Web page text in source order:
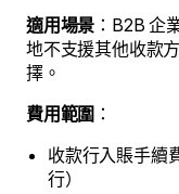
適用場景 ：B2B 企
地不支援其他收款
擇。
費用範圍 ：
收款行入賬手續
行）